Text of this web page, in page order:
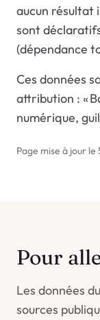
aucun résultat
sont
(dépendance
Ces données
attribution : «
numérique,
Page mise à jour
Pour
Les données
sources